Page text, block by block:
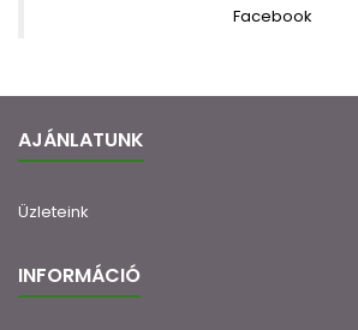
Facebook
AJÁNLATUNK
Üzleteink
INFORMÁCIÓ